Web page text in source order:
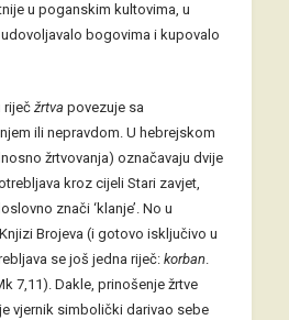
u poganskim kultovima, u
bogovima i kupovalo
riječ žrtva povezuje sa
ili nepravdom. U hebrejskom
žrtvovanja) označavaju dvije
kroz cijeli Stari zavjet,
znači ‘klanje’. No u
Brojeva (i gotovo isključivo u
se još jedna riječ: korban.
7,11). Dakle, prinošenje žrtve
vjernik simbolički darivao sebe